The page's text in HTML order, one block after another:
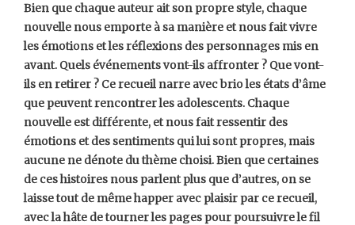
Bien que chaque auteur ait son propre style, chaque
nouvelle nous emporte à sa manière et nous fait vivre
les émotions et les réflexions des personnages mis en
avant. Quels événements vont-ils affronter ? Que vont-
ils en retirer ? Ce recueil narre avec brio les états d’âme
que peuvent rencontrer les adolescents. Chaque
nouvelle est différente, et nous fait ressentir des
émotions et des sentiments qui lui sont propres, mais
aucune ne dénote du thème choisi. Bien que certaines
de ces histoires nous parlent plus que d’autres, on se
laisse tout de même happer avec plaisir par ce recueil,
avec la hâte de tourner les pages pour poursuivre le fil